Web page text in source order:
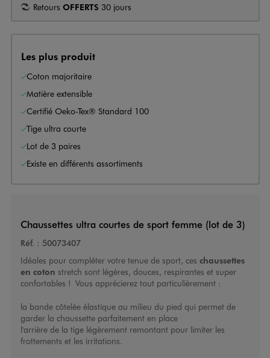
Retours OFFERTS 30 jours
Les plus produit
Coton majoritaire
Matière extensible
Certifié Oeko-Tex® Standard 100
Tige ultra courte
Lot de 3 paires
Existe en différents assortiments
Chaussettes ultra courtes de sport femme (lot de 3)
Réf. : 50073407
Idéales pour compléter votre tenue de sport, ces chaussettes
en coton stretch sont légères, douces, respirantes et super
confortables ! Vous apprécierez tout particulièrement :
la bande côtelée élastique au milieu du pied qui permet de
garder la chaussette parfaitement en place
l'arrière de la tige légèrement remontant pour limiter les
frottements et les irritations.